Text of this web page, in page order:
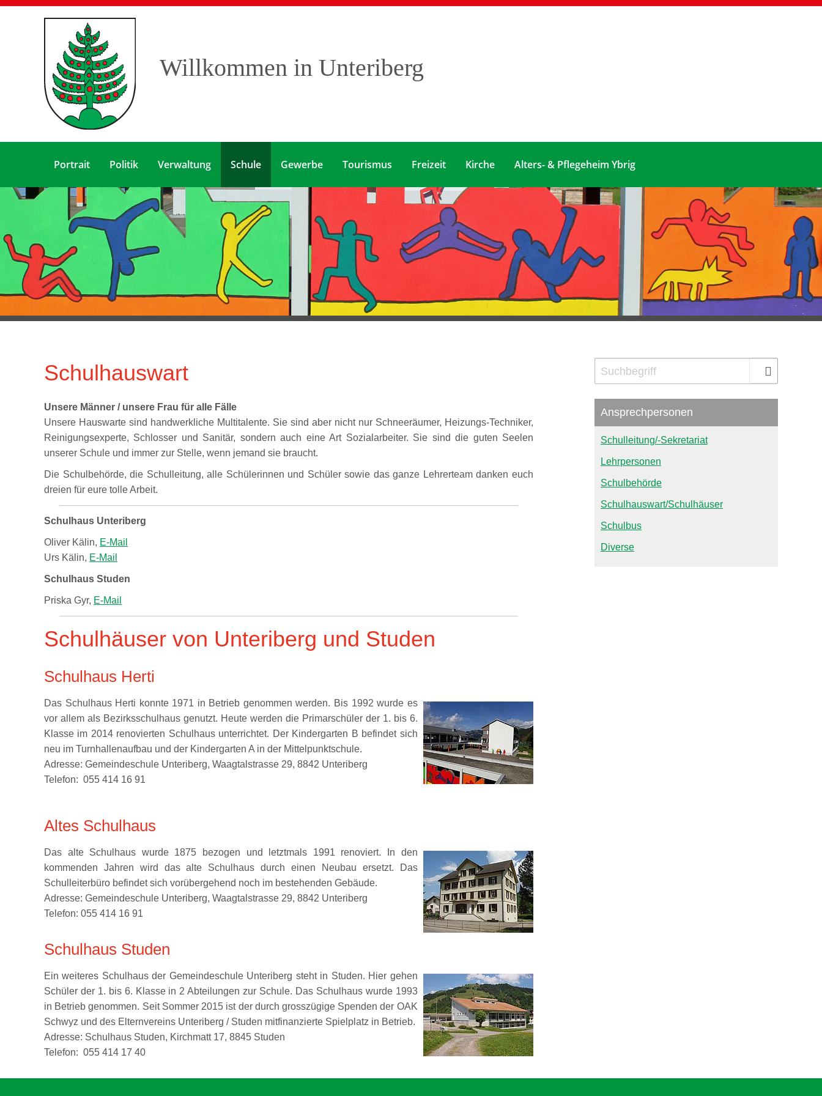
Willkommen in Unteriberg
Portrait Politik Verwaltung Schule Gewerbe Tourismus Freizeit Kirche Alters- & Pflegeheim Ybrig
Schulhauswart
Unsere Männer / unsere Frau für alle Fälle
Unsere Hauswarte sind handwerkliche Multitalente. Sie sind aber nicht nur Schneeräumer, Heizungs-Techniker,
Reinigungsexperte, Schlosser und Sanitär, sondern auch eine Art Sozialarbeiter. Sie sind die guten Seelen
unserer Schule und immer zur Stelle, wenn jemand sie braucht.
Die Schulbehörde, die Schulleitung, alle Schülerinnen und Schüler sowie das ganze Lehrerteam danken euch
dreien für eure tolle Arbeit.
Schulhaus Unteriberg
Oliver Kälin, E-Mail
Urs Kälin, E-Mail
Schulhaus Studen
Priska Gyr, E-Mail
Schulhäuser von Unteriberg und Studen
Schulhaus Herti
Das Schulhaus Herti konnte 1971 in Betrieb genommen werden. Bis 1992 wurde es
vor allem als Bezirksschulhaus genutzt. Heute werden die Primarschüler der 1. bis 6.
Klasse im 2014 renovierten Schulhaus unterrichtet. Der Kindergarten B befindet sich
neu im Turnhallenaufbau und der Kindergarten A in der Mittelpunktschule.
Adresse: Gemeindeschule Unteriberg, Waagtalstrasse 29, 8842 Unteriberg
Telefon: 055 414 16 91
Altes Schulhaus
Das alte Schulhaus wurde 1875 bezogen und letztmals 1991 renoviert. In den
kommenden Jahren wird das alte Schulhaus durch einen Neubau ersetzt. Das
Schulleiterbüro befindet sich vorübergehend noch im bestehenden Gebäude.
Adresse: Gemeindeschule Unteriberg, Waagtalstrasse 29, 8842 Unteriberg
Telefon: 055 414 16 91
Schulhaus Studen
Ein weiteres Schulhaus der Gemeindeschule Unteriberg steht in Studen. Hier gehen
Schüler der 1. bis 6. Klasse in 2 Abteilungen zur Schule. Das Schulhaus wurde 1993
in Betrieb genommen. Seit Sommer 2015 ist der durch grosszügige Spenden der OAK
Schwyz und des Elternvereins Unteriberg / Studen mitfinanzierte Spielplatz in Betrieb.
Adresse: Schulhaus Studen, Kirchmatt 17, 8845 Studen
Telefon: 055 414 17 40
Ansprechpersonen
Schulleitung/-Sekretariat
Lehrpersonen
Schulbehörde
Schulhauswart/Schulhäuser
Schulbus
Diverse